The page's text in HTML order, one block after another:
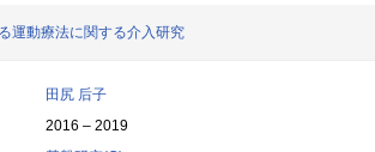
運動療法に関する介入研究
田尻 后子
2016 – 2019